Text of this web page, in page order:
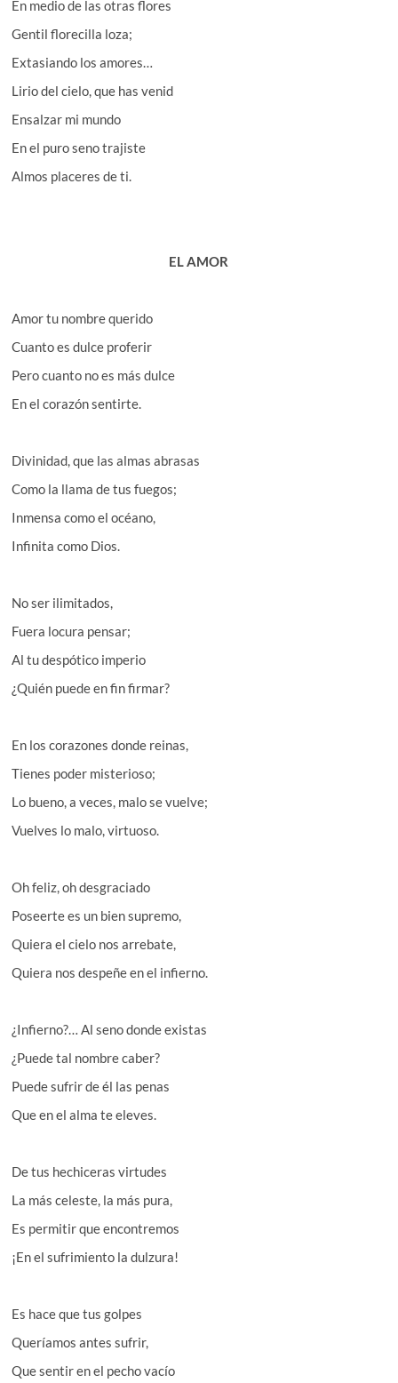
En medio de las otras flores
Gentil florecilla loza;
Extasiando los amores…
Lirio del cielo, que has venid
Ensalzar mi mundo
En el puro seno trajiste
Almos placeres de ti.
EL AMOR
Amor tu nombre querido
Cuanto es dulce proferir
Pero cuanto no es más dulce
En el corazón sentirte.
Divinidad, que las almas abrasas
Como la llama de tus fuegos;
Inmensa como el océano,
Infinita como Dios.
No ser ilimitados,
Fuera locura pensar;
Al tu despótico imperio
¿Quién puede en fin firmar?
En los corazones donde reinas,
Tienes poder misterioso;
Lo bueno, a veces, malo se vuelve;
Vuelves lo malo, virtuoso.
Oh feliz, oh desgraciado
Poseerte es un bien supremo,
Quiera el cielo nos arrebate,
Quiera nos despeñe en el infierno.
¿Infierno?… Al seno donde existas
¿Puede tal nombre caber?
Puede sufrir de él las penas
Que en el alma te eleves.
De tus hechiceras virtudes
La más celeste, la más pura,
Es permitir que encontremos
¡En el sufrimiento la dulzura!
Es hace que tus golpes
Queríamos antes sufrir,
Que sentir en el pecho vacío